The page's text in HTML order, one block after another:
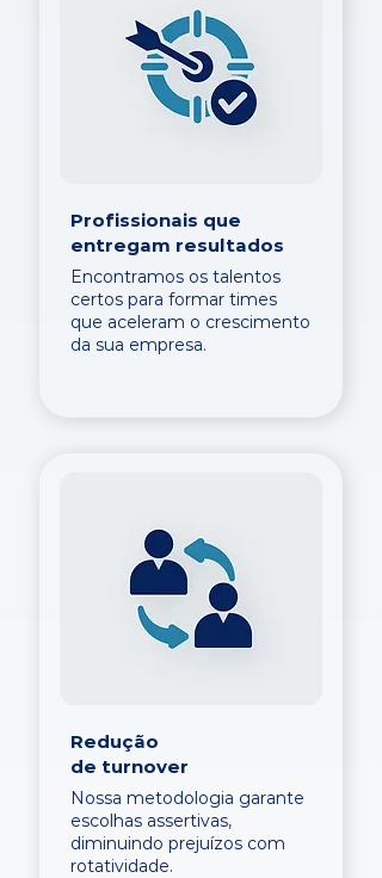
Profissionais que
entregam resultados
Encontramos os talentos
certos para formar times
que aceleram o crescimento
da sua empresa.
Redução
de turnover
Nossa metodologia garante
escolhas assertivas,
diminuindo prejuízos com
rotatividade.